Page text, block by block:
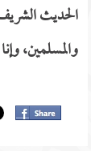
الحديث
والمسلمين،